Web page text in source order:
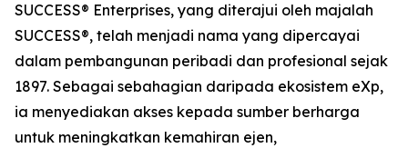
SUCCESS® Enterprises, yang diterajui oleh majalah
SUCCESS®, telah menjadi nama yang dipercayai
dalam pembangunan peribadi dan profesional sejak
1897. Sebagai sebahagian daripada ekosistem eXp,
ia menyediakan akses kepada sumber berharga
untuk meningkatkan kemahiran ejen,